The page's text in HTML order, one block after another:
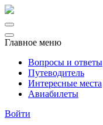
Главное меню
Вопросы и ответы
Путеводитель
Интересные места
Авиабилеты
Войти